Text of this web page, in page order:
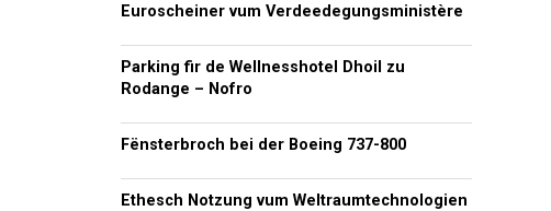
Euroscheiner vum Verdeedegungsministère
Parking fir de Wellnesshotel Dhoil zu
Rodange – Nofro
Fënsterbroch bei der Boeing 737-800
Ethesch Notzung vum Weltraumtechnologien